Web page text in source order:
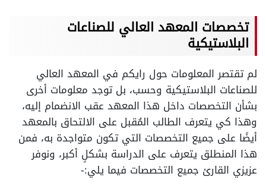
تخصصات المعهد العالي للصناعات
البلاستيكية
لم تقتصر المعلومات حول رايكم في المعهد العالي
للصناعات البلاستيكية وحسب، بل توجد معلومات أخرى
بشأن التخصصات داخل هذا المعهد عقب الانضمام إليه،
وهذا كي يتعرف الطالب المُقبل على الالتحاق بالمعهد
أيضًا على جميع التخصصات التي تكون متواجدة به، فمن
هذا المنطلق يتعرف على الدراسة بشكلٍ أكبر، ونوفر
عزيزي القارئ جميع التخصصات فيما يلي:-